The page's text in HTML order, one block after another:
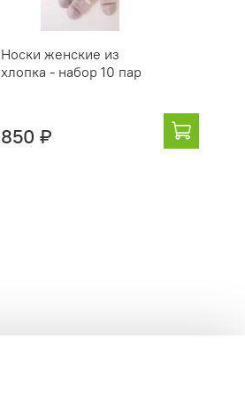
Носки женские из
хлопка - набор 10 пар
850 ₽